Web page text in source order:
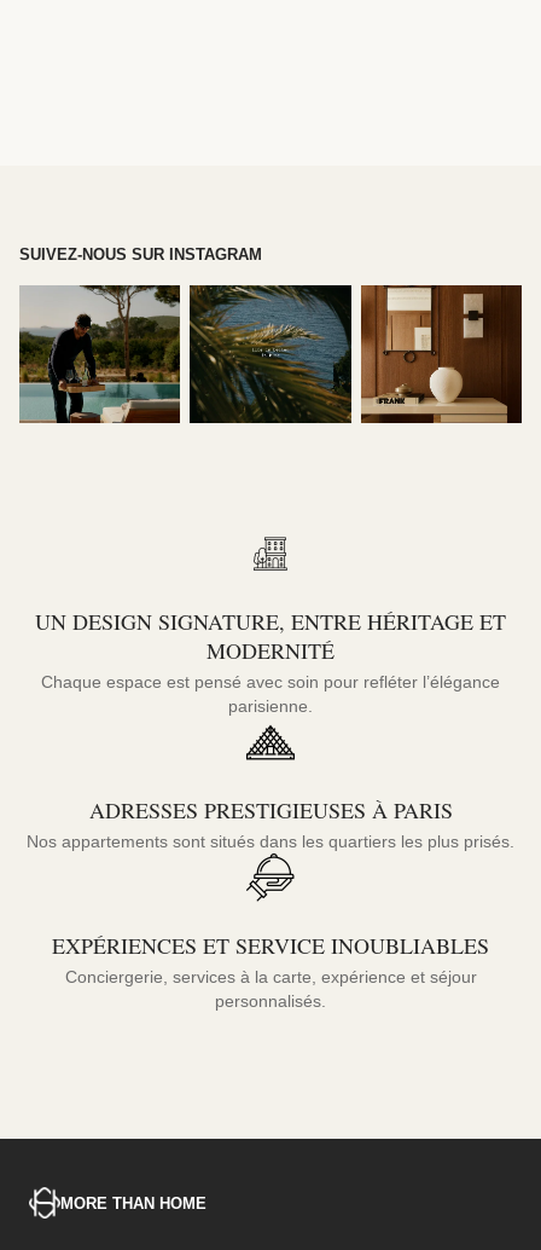
SUIVEZ-NOUS SUR INSTAGRAM
UN DESIGN SIGNATURE, ENTRE HÉRITAGE ET
MODERNITÉ
Chaque espace est pensé avec soin pour refléter l’élégance
parisienne.
ADRESSES PRESTIGIEUSES À PARIS
Nos appartements sont situés dans les quartiers les plus prisés.
EXPÉRIENCES ET SERVICE INOUBLIABLES
Conciergerie, services à la carte, expérience et séjour
personnalisés.
MORE THAN HOME